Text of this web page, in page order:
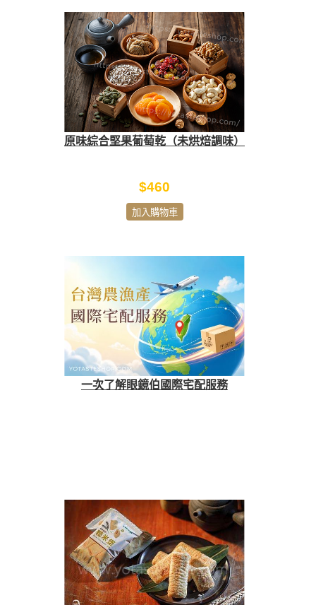
原味綜合堅果葡萄乾（未烘焙調味）
$460
加入購物車
一次了解眼鏡伯國際宅配服務